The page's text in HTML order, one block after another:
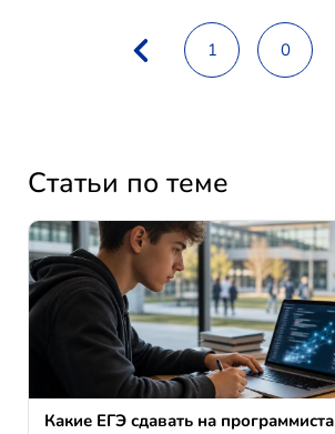
1 0
Статьи по теме
Какие ЕГЭ сдавать на программиста